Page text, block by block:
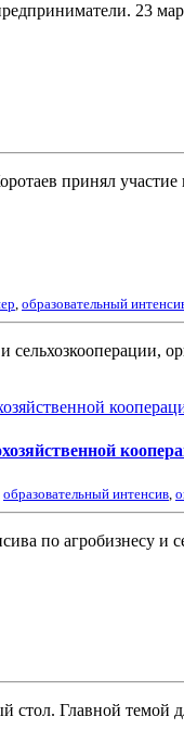
23
принял
, образовательный
и
образовательный интенсив
по
Главной темой